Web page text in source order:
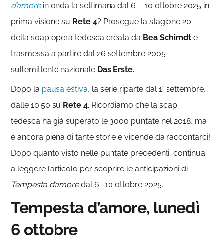
d’amore in onda la settimana dal 6 – 10 ottobre 2025 in
prima visione su Rete 4? Prosegue la stagione 20
della soap opera tedesca creata da Bea Schimdt e
trasmessa a partire dal 26 settembre 2005
sull’emittente nazionale Das Erste.
Dopo la pausa estiva, la serie riparte dal 1° settembre,
dalle 10:50 su Rete 4. Ricordiamo che la soap
tedesca ha già superato le 3000 puntate nel 2018, ma
è ancora piena di tante storie e vicende da raccontarci!
Dopo quanto visto nelle puntate precedenti, continua
a leggere l’articolo per scoprire le anticipazioni di
Tempesta d’amoredal 6- 10 ottobre 2025.
Tempesta d’amore, lunedì
6 ottobre